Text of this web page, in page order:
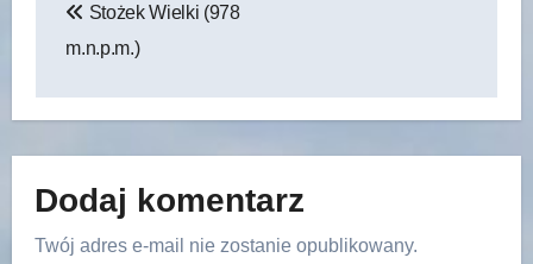
wpisu
Stożek Wielki (978
m.n.p.m.)
Dodaj komentarz
Twój adres e-mail nie zostanie opublikowany.